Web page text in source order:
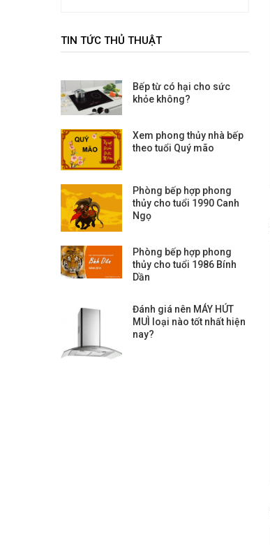
TIN TỨC THỦ THUẬT
Bếp từ có hại cho sức
khỏe không?
Xem phong thủy nhà bếp
theo tuổi Quý mão
Phòng bếp hợp phong
thủy cho tuổi 1990 Canh
Ngọ
Phòng bếp hợp phong
thủy cho tuổi 1986 Bính
Dần
Đánh giá nên MÁY HÚT
MUÌ loại nào tốt nhất hiện
nay?